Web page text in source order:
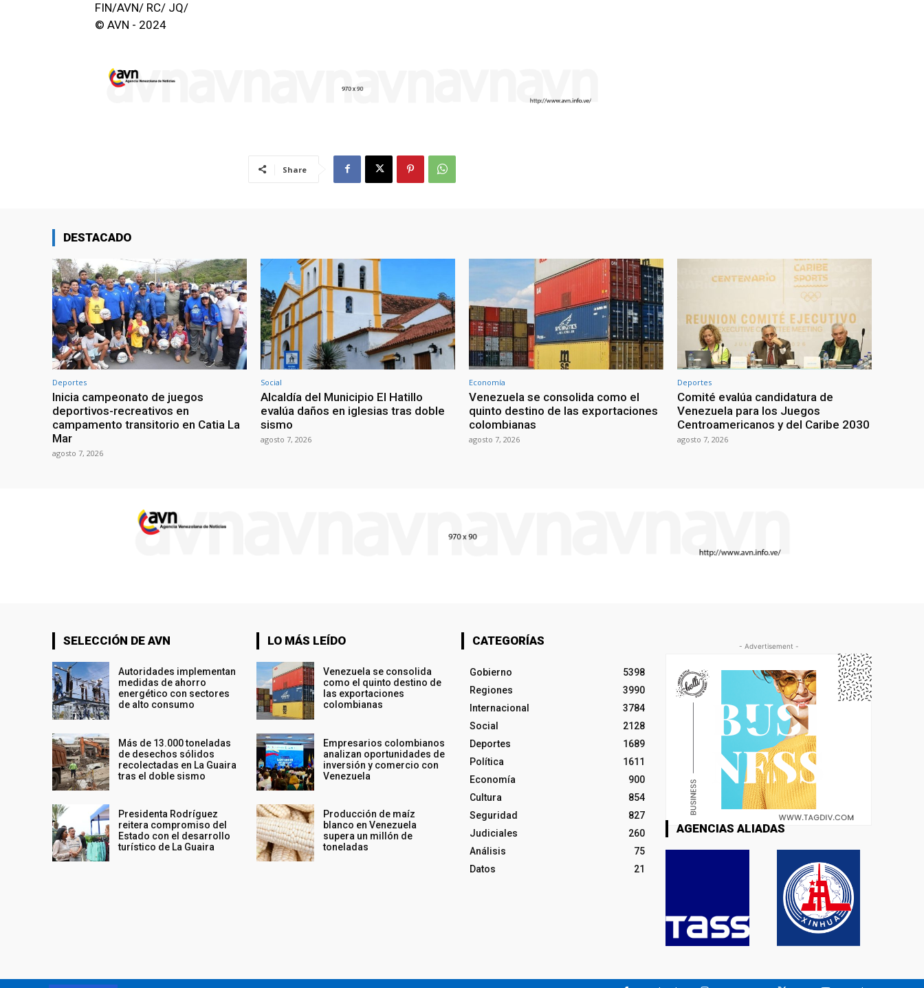
FIN/AVN/ RC/ JQ/
© AVN - 2024
Share
DESTACADO
Deportes
Inicia campeonato de juegos
deportivos-recreativos en
campamento transitorio en Catia La
Mar
agosto 7, 2026
Social
Alcaldía del Municipio El Hatillo
evalúa daños en iglesias tras doble
sismo
agosto 7, 2026
Economía
Venezuela se consolida como el
quinto destino de las exportaciones
colombianas
agosto 7, 2026
Deportes
Comité evalúa candidatura de
Venezuela para los Juegos
Centroamericanos y del Caribe 2030
agosto 7, 2026
SELECCIÓN DE AVN
Autoridades implementan
medidas de ahorro
energético con sectores
de alto consumo
Más de 13.000 toneladas
de desechos sólidos
recolectadas en La Guaira
tras el doble sismo
Presidenta Rodríguez
reitera compromiso del
Estado con el desarrollo
turístico de La Guaira
LO MÁS LEÍDO
Venezuela se consolida
como el quinto destino de
las exportaciones
colombianas
Empresarios colombianos
analizan oportunidades de
inversión y comercio con
Venezuela
Producción de maíz
blanco en Venezuela
supera un millón de
toneladas
CATEGORÍAS
Gobierno
5398
Regiones
3990
Internacional
3784
Social
2128
Deportes
1689
Política
1611
Economía
900
Cultura
854
Seguridad
827
Judiciales
260
Análisis
75
Datos
21
- Advertisement -
AGENCIAS ALIADAS